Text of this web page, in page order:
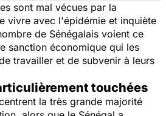
sont mal vécues par la
vivre avec l'épidémie et inquiète
de Sénégalais voient ce
sanction économique qui les
travailler et de subvenir à leurs
touchées
la très grande majorité